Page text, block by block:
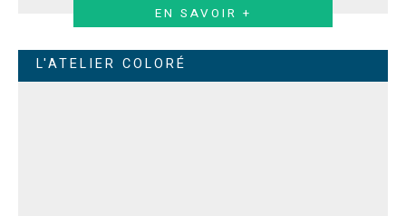
EN SAVOIR +
L'ATELIER COLORÉ